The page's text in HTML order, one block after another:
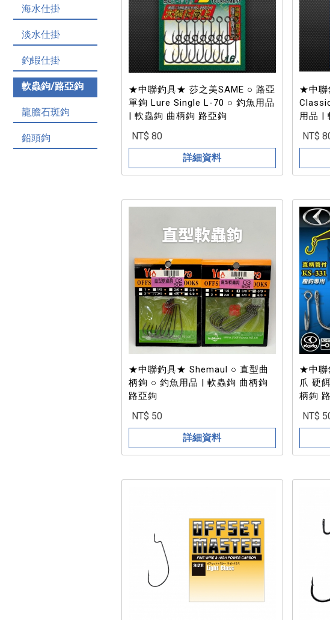
海水仕掛
淡水仕掛
釣蝦仕掛
軟蟲鉤/路亞鉤
龍膽石斑鉤
鉛頭鉤
★中聯釣具★ 莎之美SAME ○ 路亞
單鉤 Lure Single L-70 ○ 釣魚用品
| 軟蟲鉤 曲柄鉤 路亞鉤
NT$ 80
詳細資料
★中聯釣具★
用品 |
NT$
★中聯釣具★ Shemaul ○ 直型曲
柄鉤 ○ 釣魚用品 | 軟蟲鉤 曲柄鉤
路亞鉤
NT$ 50
詳細資料
★中聯
爪 硬餌鉤 ○ 釣魚用品 | 軟蟲鉤 曲
柄鉤
NT$